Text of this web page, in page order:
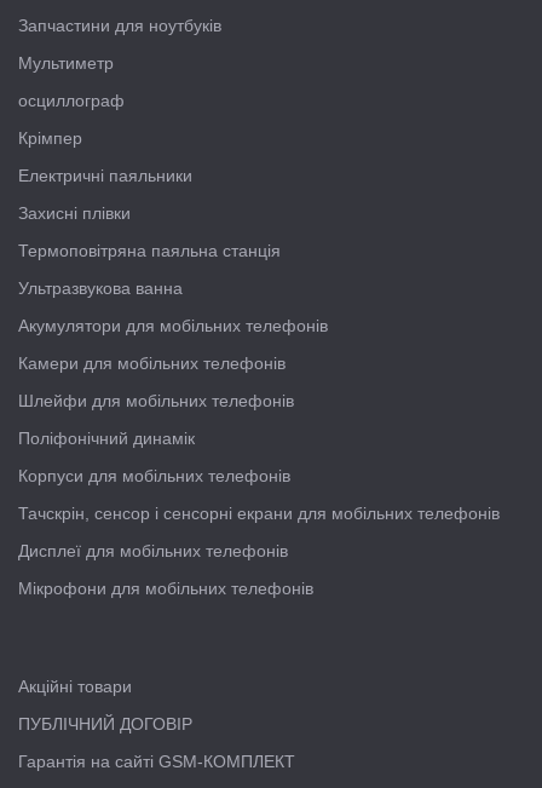
Запчастини для ноутбуків
Мультиметр
осциллограф
Крімпер
Електричні паяльники
Захисні плівки
Термоповітряна паяльна станція
Ультразвукова ванна
Акумулятори для мобільних телефонів
Камери для мобільних телефонів
Шлейфи для мобільних телефонів
Поліфонічний динамік
Корпуси для мобільних телефонів
Тачскрін, сенсор і сенсорні екрани для мобільних телефонів
Дисплеї для мобільних телефонів
Мікрофони для мобільних телефонів
Акційні товари
ПУБЛІЧНИЙ ДОГОВІР
Гарантія на сайті GSM-КОМПЛЕКТ